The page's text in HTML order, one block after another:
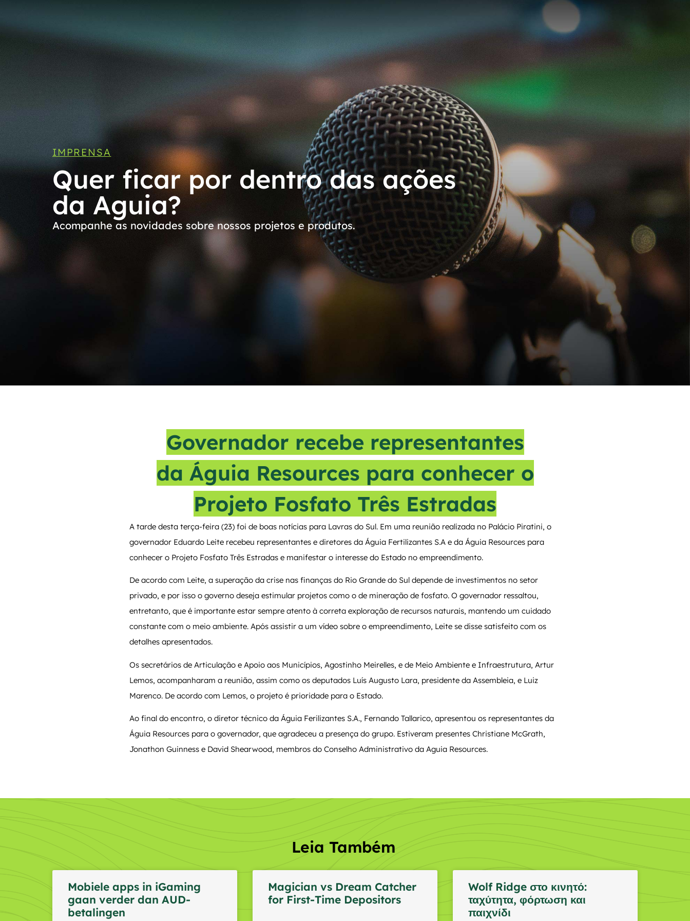
IMPRENSA
Quer ficar por dentro das ações
da Aguia?
Acompanhe as novidades sobre nossos projetos e produtos.
Governador recebe representantes
da Águia Resources para conhecer o
Projeto Fosfato Três Estradas
A tarde desta terça-feira (23) foi de boas notícias para Lavras do Sul. Em uma reunião realizada no Palácio Piratini, o
governador Eduardo Leite recebeu representantes e diretores da Águia Fertilizantes S.A e da Águia Resources para
conhecer o Projeto Fosfato Três Estradas e manifestar o interesse do Estado no empreendimento.
De acordo com Leite, a superação da crise nas finanças do Rio Grande do Sul depende de investimentos no setor
privado, e por isso o governo deseja estimular projetos como o de mineração de fosfato. O governador ressaltou,
entretanto, que é importante estar sempre atento à correta exploração de recursos naturais, mantendo um cuidado
constante com o meio ambiente. Após assistir a um vídeo sobre o empreendimento, Leite se disse satisfeito com os
detalhes apresentados.
Os secretários de Articulação e Apoio aos Municípios, Agostinho Meirelles, e de Meio Ambiente e Infraestrutura, Artur
Lemos, acompanharam a reunião, assim como os deputados Luís Augusto Lara, presidente da Assembleia, e Luiz
Marenco. De acordo com Lemos, o projeto é prioridade para o Estado.
Ao final do encontro, o diretor técnico da Águia Ferilizantes S.A., Fernando Tallarico, apresentou os representantes da
Águia Resources para o governador, que agradeceu a presença do grupo. Estiveram presentes Christiane McGrath,
Jonathon Guinness e David Shearwood, membros do Conselho Administrativo da Aguia Resources.
Leia Também
Mobiele apps in iGaming
gaan verder dan AUD-
betalingen
Magician vs Dream Catcher
for First-Time Depositors
Wolf Ridge στο κινητό:
ταχύτητα, φόρτωση και
παιχνίδι